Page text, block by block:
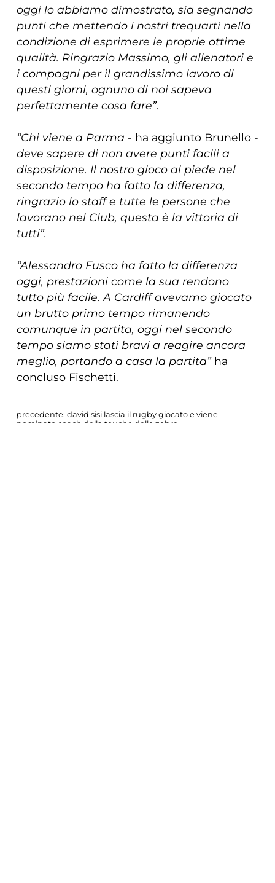
oggi lo abbiamo dimostrato, sia segnando
punti che mettendo i nostri trequarti nella
condizione di esprimere le proprie ottime
qualità. Ringrazio Massimo, gli allenatori e
i compagni per il grandissimo lavoro di
questi giorni, ognuno di noi sapeva
perfettamente cosa fare”.
“Chi viene a Parma - ha aggiunto Brunello -
deve sapere di non avere punti facili a
disposizione. Il nostro gioco al piede nel
secondo tempo ha fatto la differenza,
ringrazio lo staff e tutte le persone che
lavorano nel Club, questa è la vittoria di
tutti”.
“Alessandro Fusco ha fatto la differenza
oggi, prestazioni come la sua rendono
tutto più facile. A Cardiff avevamo giocato
un brutto primo tempo rimanendo
comunque in partita, oggi nel secondo
tempo siamo stati bravi a reagire ancora
meglio, portando a casa la partita”ha
concluso Fischetti.
precedente: david sisi lascia il rugby giocato e viene
nominato coach della touche delle zebre